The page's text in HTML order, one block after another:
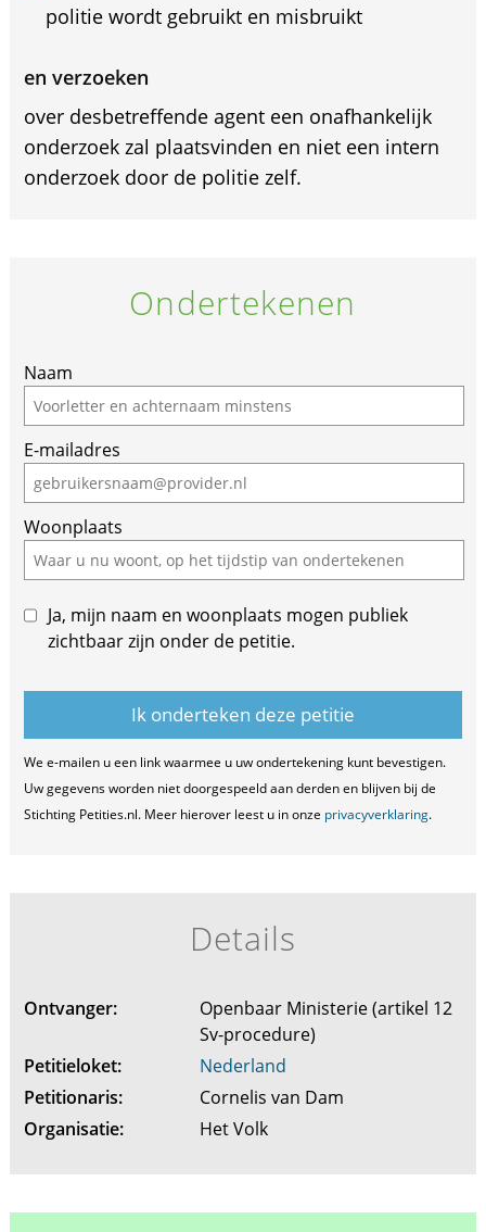
politie wordt gebruikt en misbruikt
en verzoeken
over desbetreffende agent een onafhankelijk
onderzoek zal plaatsvinden en niet een intern
onderzoek door de politie zelf.
Ondertekenen
If
you
are
a
human,
ignore
this
field
Naam
E-mailadres
Woonplaats
Ja, mijn naam en woonplaats mogen publiek
zichtbaar zijn onder de petitie.
We e-mailen u een link waarmee u uw ondertekening kunt bevestigen.
Uw gegevens worden niet doorgespeeld aan derden en blijven bij de
Stichting Petities.nl. Meer hierover leest u in onze privacyverklaring.
Details
Ontvanger:
Openbaar Ministerie (artikel 12
Sv-procedure)
Petitieloket:
Nederland
Petitionaris:
Cornelis van Dam
Organisatie:
Het Volk